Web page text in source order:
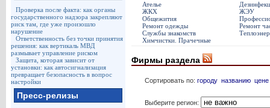
Проверка после факта: как органы
государственного надзора закрепляют
риск там, где уже произошло
нарушение
Ответственность без точки принятия
решения: как вертикаль МВД
размывает управление риском
Защита, которая зависит от
установки: как автосигнализация
превращает безопасность в вопрос
настройки
Пресс-релизы
Ателье
ЖКХ
ЖЭУ
Общежития
Ремонт одежды
Ремонт
Службы знакомств
Химчистки. Прачечные
Фирмы раздела
Сортировать по: городу названию цене
Выберите регион: